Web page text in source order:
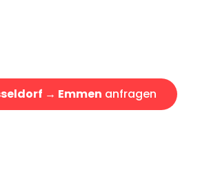
→ Emmen anfragen